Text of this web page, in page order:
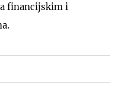
financijskim i